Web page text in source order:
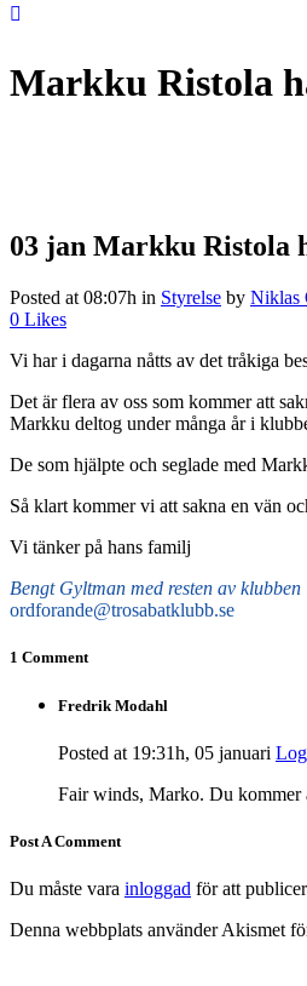
Markku Ristola
03 jan Markku Ristola
Posted at 08:07h in Styrelse by Niklas
0 Likes
Vi har i dagarna nåtts av det tråkiga
Det är flera av oss som kommer att
Markku deltog under många år i
De som hjälpte och seglade med
Så klart kommer vi att sakna en vän
Vi tänker på hans familj
Bengt Gyltman med resten av klubben
ordforande@trosabatklubb.se
1 Comment
Fredrik Modahl
Posted at 19:31h, 05 januari
Fair winds, Marko. Du
Post A Comment
Du måste vara inloggad för att
Denna webbplats använder Akismet